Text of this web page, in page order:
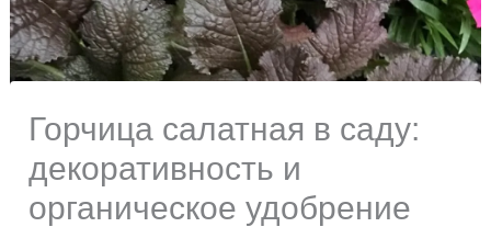
Горчица салатная в саду:
декоративность и
органическое удобрение